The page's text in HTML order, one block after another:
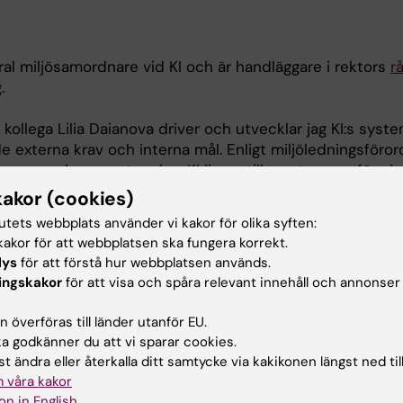
miljösamordnare vid KI och är handläggare i rektors
.
Lilia Daianova driver och utvecklar jag KI:s
externa krav och interna mål. Enligt
upp och rapportera hur KI ligger till samt genomföra
om att öka kunskap och engagemang inom KI samt
utveckling i verksamheten.
för institutionernas miljö- och
uppdaterar jag webben med information om miljö
(cookies)
webbplats använder vi kakor för olika syften:
för att webbplatsen ska fungera korrekt.
för att förstå hur webbplatsen används.
för att visa och spåra relevant innehåll och
överföras till länder utanför EU.
godkänner du att vi sparar cookies.
ändra eller återkalla ditt samtycke via kakikonen längst ned
våra kakor